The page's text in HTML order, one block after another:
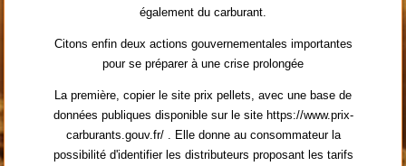
également du carburant.
Citons enfin deux actions gouvernementales importantes
pour se préparer à une crise prolongée
La première, copier le site prix pellets, avec une base de
données publiques disponible sur le site https://www.prix-
carburants.gouv.fr/ . Elle donne au consommateur la
possibilité d'identifier les distributeurs proposant les tarifs